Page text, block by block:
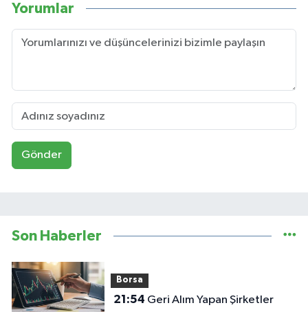
Yorumlar
Gönder
Son Haberler
Borsa
21:54 Geri Alım Yapan Şirketler